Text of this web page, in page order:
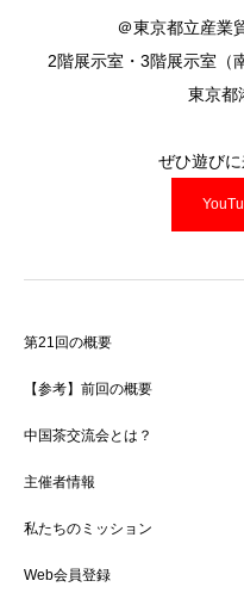
＠東京都立産
2階展示室・3階展示室（
東京都
ぜひ遊びに
第21回の概要
【参考】前回の概要
中国茶交流会とは？
主催者情報
私たちのミッション
Web会員登録